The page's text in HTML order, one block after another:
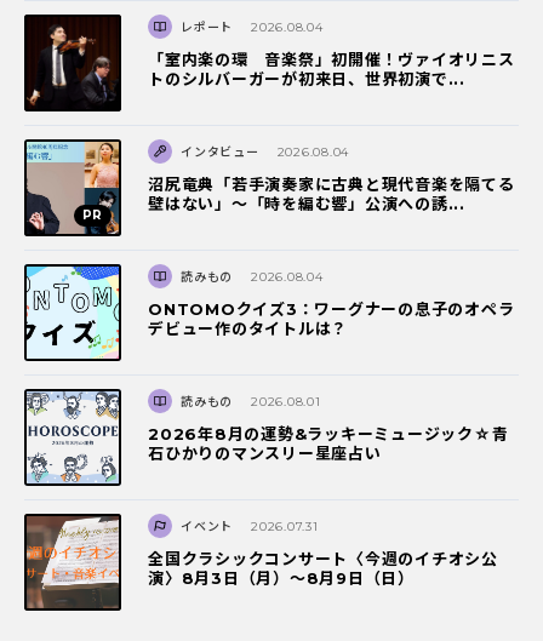
レポート 2026.08.04
「室内楽の環 音楽祭」初開催！ヴァイオリニス
トのシルバーガーが初来日、世界初演で...
インタビュー 2026.08.04
沼尻竜典「若手演奏家に古典と現代音楽を隔てる
壁はない」～「時を編む響」公演への誘...
読みもの 2026.08.04
ONTOMOクイズ3：ワーグナーの息子のオペラ
デビュー作のタイトルは？
読みもの 2026.08.01
2026年8月の運勢&ラッキーミュージック☆青
石ひかりのマンスリー星座占い
イベント 2026.07.31
全国クラシックコンサート〈今週のイチオシ公
演〉8月3日（月）～8月9日（日）